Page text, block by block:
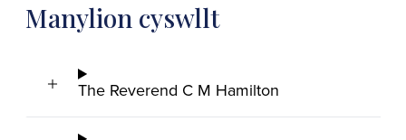
Manylion cyswllt
The Reverend C M Hamilton